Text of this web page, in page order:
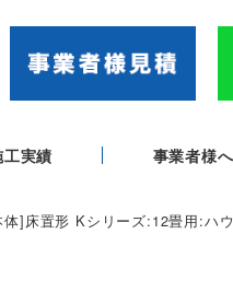
工実績 事業者様へ
]床置形 Kシリーズ:12畳用:ハ